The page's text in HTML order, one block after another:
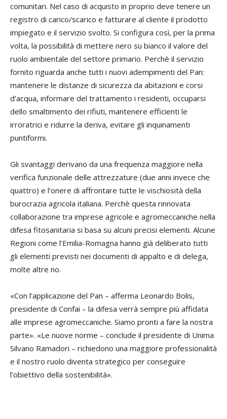
comunitari. Nel caso di acquisto in proprio deve tenere un
registro di carico/scarico e fatturare al cliente il prodotto
impiegato e il servizio svolto. Si configura così, per la prima
volta, la possibilità di mettere nero su bianco il valore del
ruolo ambientale del settore primario. Perchè il servizio
fornito riguarda anche tutti i nuovi adempimenti del Pan:
mantenere le distanze di sicurezza da abitazioni e corsi
d’acqua, informare del trattamento i residenti, occuparsi
dello smaltimento dei rifiuti, mantenere efficienti le
irroratrici e ridurre la deriva, evitare gli inquinamenti
puntiformi.
Gli svantaggi derivano da una frequenza maggiore nella
verifica funzionale delle attrezzature (due anni invece che
quattro) e l’onere di affrontare tutte le vischiosità della
burocrazia agricola italiana. Perchè questa rinnovata
collaborazione tra imprese agricole e agromeccaniche nella
difesa fitosanitaria si basa su alcuni precisi elementi. Alcune
Regioni come l’Emilia-Romagna hanno già deliberato tutti
gli elementi previsti nei documenti di appalto e di delega,
molte altre no.
«Con l’applicazione del Pan – afferma Leonardo Bolis,
presidente di Confai – la difesa verrà sempre più affidata
alle imprese agromeccaniche. Siamo pronti a fare la nostra
parte». «Le nuove norme – conclude il presidente di Unima
Silvano Ramadori – richiedono una maggiore professionalità
e il nostro ruolo diventa strategico per conseguire
l’obiettivo della sostenibilità».